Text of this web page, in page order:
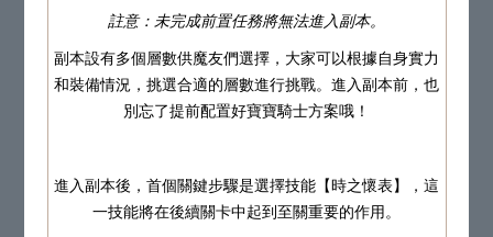
註意：未完成前置任務將無法進入副本。
副本設有多個層數供魔友們選擇，大家可以根據自身實力
和裝備情況，挑選合適的層數進行挑戰。進入副本前，也
別忘了提前配置好寶寶騎士方案哦！
進入副本後，首個關鍵步驟是選擇技能【時之懷表】，這
一技能將在後續關卡中起到至關重要的作用。